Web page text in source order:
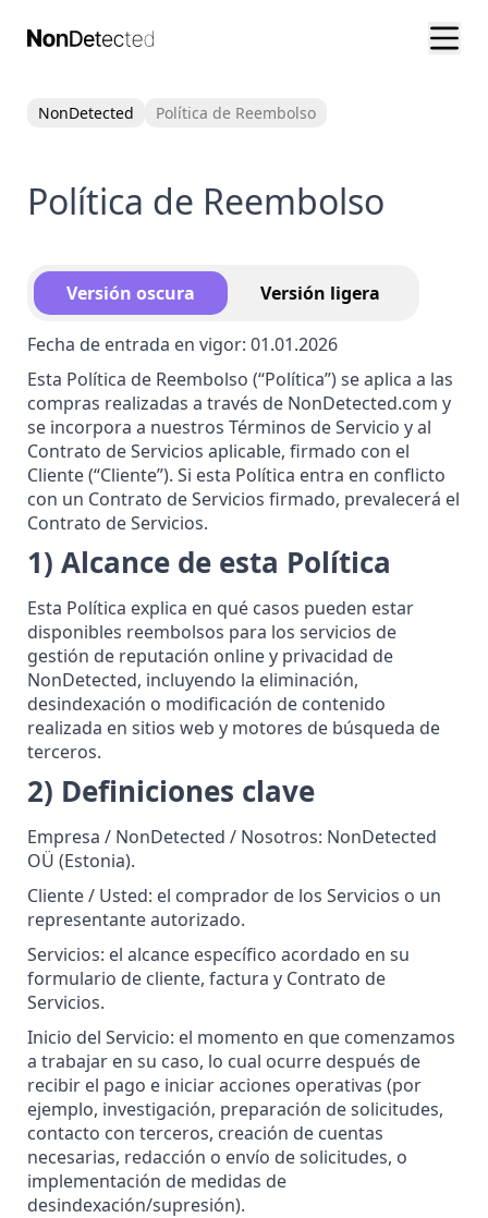
NonDetected Política de Reembolso
Política de Reembolso
Versión oscura Versión ligera
Fecha de entrada en vigor: 01.01.2026
Esta Política de Reembolso (“Política”) se aplica a las
compras realizadas a través de NonDetected.com y
se incorpora a nuestros Términos de Servicio y al
Contrato de Servicios aplicable, firmado con el
Cliente (“Cliente”). Si esta Política entra en conflicto
con un Contrato de Servicios firmado, prevalecerá el
Contrato de Servicios.
1) Alcance de esta Política
Esta Política explica en qué casos pueden estar
disponibles reembolsos para los servicios de
gestión de reputación online y privacidad de
NonDetected, incluyendo la eliminación,
desindexación o modificación de contenido
realizada en sitios web y motores de búsqueda de
terceros.
2) Definiciones clave
Empresa / NonDetected / Nosotros: NonDetected
OÜ (Estonia).
Cliente / Usted: el comprador de los Servicios o un
representante autorizado.
Servicios: el alcance específico acordado en su
formulario de cliente, factura y Contrato de
Servicios.
Inicio del Servicio: el momento en que comenzamos
a trabajar en su caso, lo cual ocurre después de
recibir el pago e iniciar acciones operativas (por
ejemplo, investigación, preparación de solicitudes,
contacto con terceros, creación de cuentas
necesarias, redacción o envío de solicitudes, o
implementación de medidas de
desindexación/supresión).